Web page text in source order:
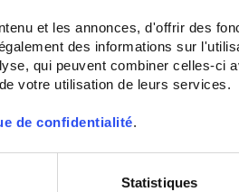
et les annonces, d'offrir des
des informations sur
qui peuvent combiner celles-ci
votre utilisation de leurs services.
de confidentialité.
Statistiques